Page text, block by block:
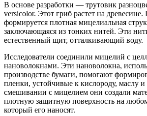
В основе разработки — трутовик
versicolor. Этот гриб растет на
формируется плотная мицелиальная
заключающаяся из тонких нитей. Эти
естественный щит, отталкивающий воду.
Исследователи соединили мицелий с
нановолокнами. Эти нановолокна,
производстве бумаги, помогают
пленки, устойчивые к кислороду, маслу
смешивании с мицелием они создали
плотную защитную поверхность на
который его наносят.